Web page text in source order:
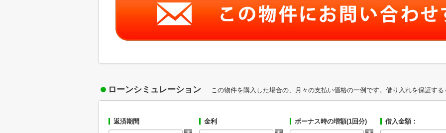
ローンシミュレーション この物件を購入した場合の、月々の支払い価格の一例です。借り入れを保証す
返済期間 金利 ボーナス時の増額(1回分) 借入金額：